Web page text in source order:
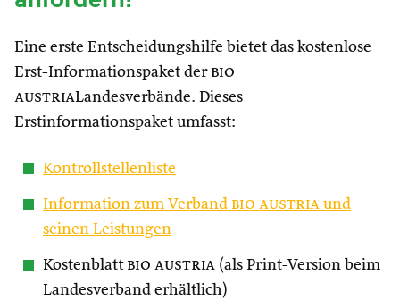
Eine erste Entscheidungshilfe bietet das kostenlose
Erst-Informationspaket der bio
austriaLandesverbände. Dieses
Erstinformationspaket umfasst:
Kontrollstellenliste
Information zum Verband bio austria und
seinen Leistungen
Kostenblatt bio austria (als Print-Version beim
Landesverband erhältlich)